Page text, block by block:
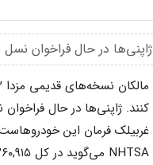
ژاپنی‌ها در حال فراخوان نسل اول مزدا ۳ مدل ۲۰۰۴
غربیلک فرمان این